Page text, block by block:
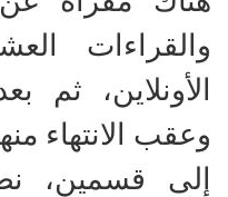
والقراءات
الأونلاين، ثم
وعقب الانتهاء
إلى قسمين،